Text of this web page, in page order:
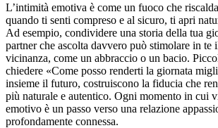
L’intimità emotiva è come un fuoco che
quando ti senti compreso e al sicuro, ti apri
Ad esempio, condividere una storia della tua
partner che ascolta davvero può stimolare in te
vicinanza, come un abbraccio o un bacio.
chiedere «Come posso renderti la giornata
insieme il futuro, costruiscono la fiducia che
più naturale e autentico. Ogni momento in cui
emotivo è un passo verso una relazione
profondamente connessa.